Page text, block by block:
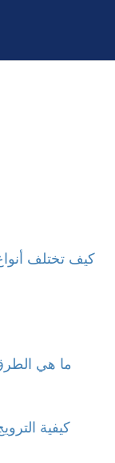
كيف تختلف
ما هي
كيفية